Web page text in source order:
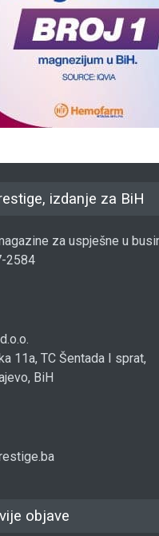
izdanje za BiH
za uspješne u
2584
11a, TC Šentada I sprat,
BiH
objave